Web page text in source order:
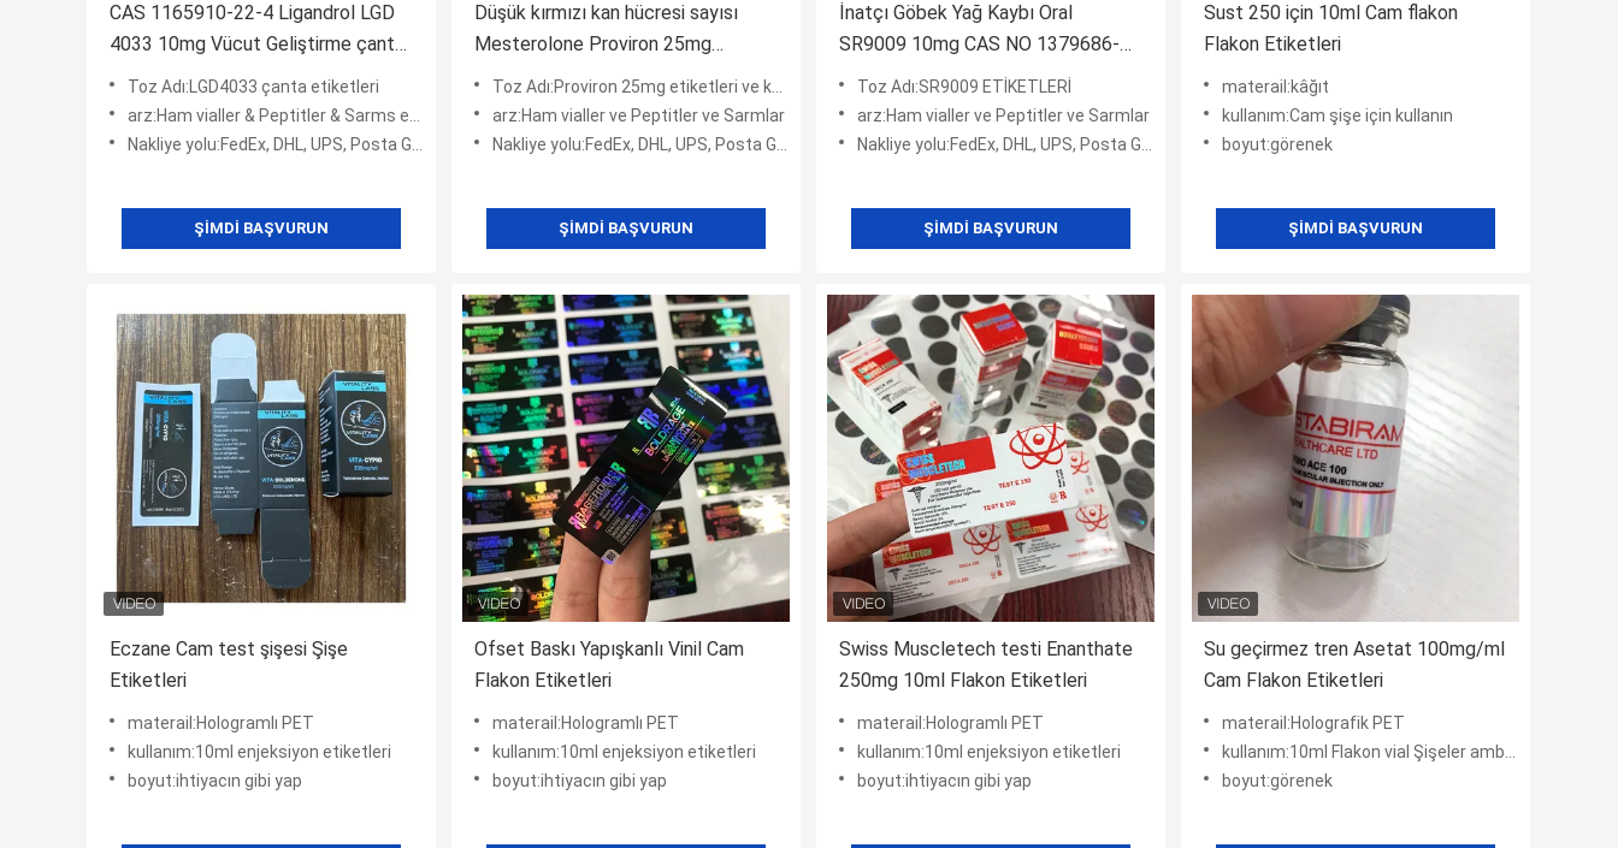
CAS 1165910-22-4 Ligandrol LGD
4033 10mg Vücut Geliştirme çanta
etiketleri için
Toz Adı:LGD4033 çanta etiketleri
arz:Ham vialler & Peptitler & Sarms etiketleri
Nakliye yolu:FedEx, DHL, UPS, Posta Gönderisi
ŞIMDI BAŞVURUN
Düşük kırmızı kan hücresi sayısı
Mesterolone Proviron 25mg
Tabletler flakon Vücut geliştirme
etiketleri ve kutuları
Toz Adı:Proviron 25mg etiketleri ve kutuları
arz:Ham vialler ve Peptitler ve Sarmlar
Nakliye yolu:FedEx, DHL, UPS, Posta Gönderisi
ŞIMDI BAŞVURUN
İnatçı Göbek Yağ Kaybı Oral
SR9009 10mg CAS NO 1379686-
30-2 ETİKETLER VE KUTULAR
Toz Adı:SR9009 ETİKETLERİ
arz:Ham vialler ve Peptitler ve Sarmlar
Nakliye yolu:FedEx, DHL, UPS, Posta Gönderisi
ŞIMDI BAŞVURUN
Sust 250 için 10ml Cam flakon
Flakon Etiketleri
materail:kâğıt
kullanım:Cam şişe için kullanın
boyut:görenek
ŞIMDI BAŞVURUN
Eczane Cam test şişesi Şişe
Etiketleri
materail:Hologramlı PET
kullanım:10ml enjeksiyon etiketleri
boyut:ihtiyacın gibi yap
Ofset Baskı Yapışkanlı Vinil Cam
Flakon Etiketleri
materail:Hologramlı PET
kullanım:10ml enjeksiyon etiketleri
boyut:ihtiyacın gibi yap
Swiss Muscletech testi Enanthate
250mg 10ml Flakon Etiketleri
materail:Hologramlı PET
kullanım:10ml enjeksiyon etiketleri
boyut:ihtiyacın gibi yap
Su geçirmez tren Asetat 100mg/ml
Cam Flakon Etiketleri
materail:Holografik PET
kullanım:10ml Flakon vial Şişeler ambalajı
boyut:görenek